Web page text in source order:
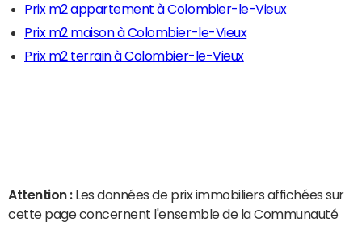
Prix m2 appartement à Colombier-le-Vieux
Prix m2 maison à Colombier-le-Vieux
Prix m2 terrain à Colombier-le-Vieux
Attention : Les données de prix immobiliers affichées sur
cette page concernent l'ensemble de la Communauté